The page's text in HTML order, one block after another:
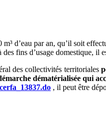
d’eau par an, qu’il soit
fins d’usage domestique,
des collectivités territoriales
dématérialisée qui
, il peut être